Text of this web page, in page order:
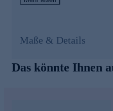
kontrastreicheren Skalierung
treuer Begleiter für all Ihre
setzen Sie neue Maßstäbe
Maße & Details
Das könnte Ihnen